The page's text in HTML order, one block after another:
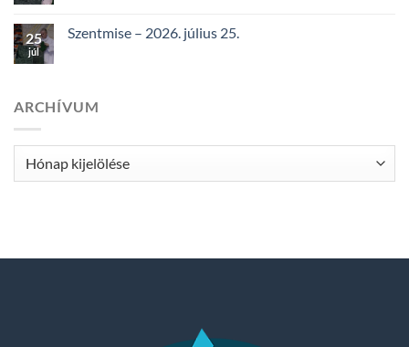
25
júl
Szentmise – 2026. július 25.
ARCHÍVUM
Archívum